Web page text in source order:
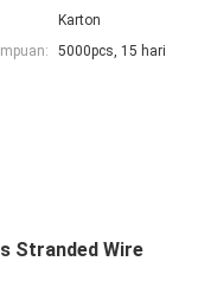
Karton
5000pcs, 15 hari
Stranded Wire